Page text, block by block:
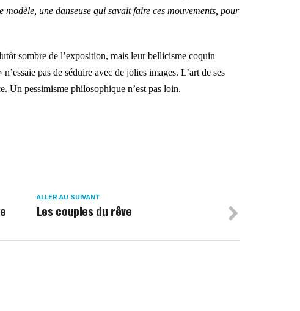
une danseuse qui savait faire ces mouvements, pour
sombre de l’exposition, mais leur bellicisme coquin
pas de séduire avec de jolies images. L’art de ses
Un pessimisme philosophique n’est pas loin.
ALLER AU SUIVANT
Les couples du rêve